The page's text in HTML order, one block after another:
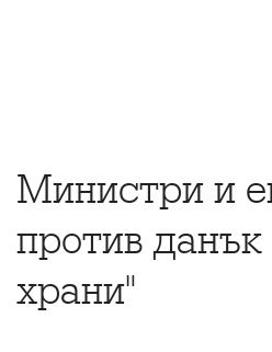
Министри и
против
храни"